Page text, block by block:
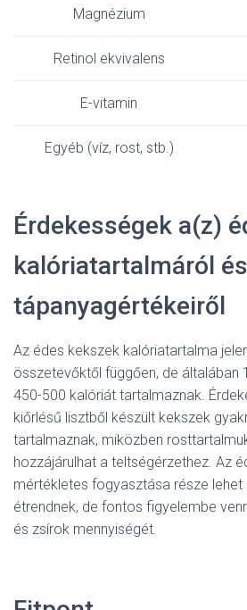
Magnézium
Retinol ekvivalens
E-vitamin
Egyéb (víz, rost, stb.)
Érdekességek a(z)
kalóriatartalmáról és
tápanyagértékeiről
Az édes kekszek kalóriatartalma
összetevőktől függően, de általában
450-500 kalóriát tartalmaznak.
kiőrlésű lisztből készült kekszek
tartalmaznak, miközben
hozzájárulhat a teltségérzethez. Az
mértékletes fogyasztása része
étrendnek, de fontos figyelembe
és zsírok mennyiségét.